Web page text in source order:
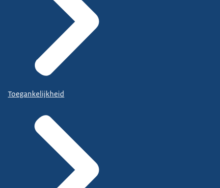
Toegankelijkheid